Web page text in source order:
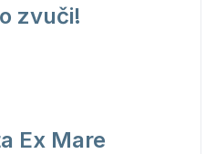
zvuči!
Ex Mare